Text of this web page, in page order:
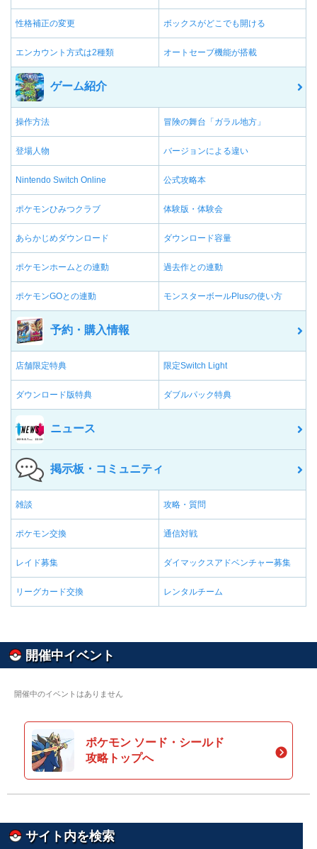
性格補正の変更 ボックスがどこでも開ける
エンカウント方式は2種類 オートセーブ機能が搭載
ゲーム紹介
操作方法 冒険の舞台「ガラル地方」
登場人物 バージョンによる違い
Nintendo Switch Online 公式攻略本
ポケモンひみつクラブ 体験版・体験会
あらかじめダウンロード ダウンロード容量
ポケモンホームとの連動 過去作との連動
ポケモンGOとの連動 モンスターボールPlusの使い方
予約・購入情報
店舗限定特典 限定Switch Light
ダウンロード版特典 ダブルパック特典
ニュース
掲示板・コミュニティ
雑談 攻略・質問
ポケモン交換 通信対戦
レイド募集 ダイマックスアドベンチャー募集
リーグカード交換 レンタルチーム
開催中イベント
開催中のイベントはありません
ポケモン ソード・シールド
攻略トップへ
サイト内を検索